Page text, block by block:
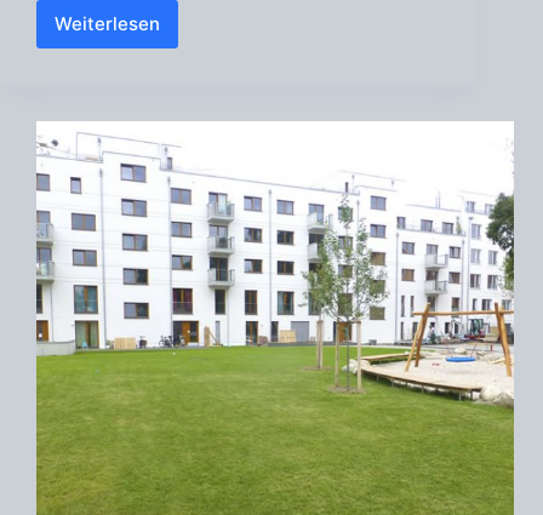
Weiterlesen
Privatgarten